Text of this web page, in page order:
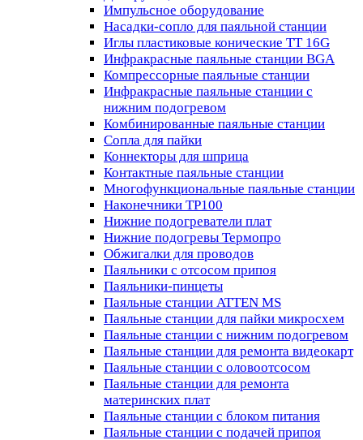
Импульсное оборудование
Насадки-сопло для паяльной станции
Иглы пластиковые конические TT 16G
Инфракрасные паяльные станции BGA
Компрессорные паяльные станции
Инфракрасные паяльные станции с
нижним подогревом
Комбинированные паяльные станции
Сопла для пайки
Коннекторы для шприца
Контактные паяльные станции
Многофункциональные паяльные станции
Наконечники TP100
Нижние подогреватели плат
Нижние подогревы Термопро
Обжигалки для проводов
Паяльники с отсосом припоя
Паяльники-пинцеты
Паяльные станции ATTEN MS
Паяльные станции для пайки микросхем
Паяльные станции с нижним подогревом
Паяльные станции для ремонта видеокарт
Паяльные станции с оловоотсосом
Паяльные станции для ремонта
материнских плат
Паяльные станции с блоком питания
Паяльные станции с подачей припоя